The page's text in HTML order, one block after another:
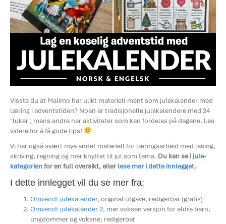
Visste du at Malimo har ulikt materiell ment som julekalender med
læring i adventstiden? Noen er tradisjonelle julekalendere med 24
"luker", mens andre har aktiviteter som kan fordeles på dagene. Les
videre for å få gode tips!
Vi har også svært mye annet materiell for læringsarbeid med lesing,
skriving, regning og mer knyttet til jul som tema. Du kan se i jule-
kategorienfor en full oversikt, eller lese mer i dette innlegget.
I dette innlegget vil du se mer fra:
Omvendt julekalender, original utgave, redigerbar (gratis)
Omvendt julekalender 2, mer voksen versjon for eldre barn,
ungdommer og voksne, redigerbar